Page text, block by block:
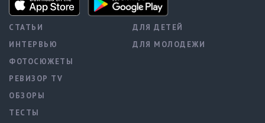
СТАТЬИ
ИНТЕРВЬЮ
ФОТОСЮЖЕТЫ
РЕВИЗОР TV
ОБЗОРЫ
ТЕСТЫ
ДЛЯ ДЕТЕЙ
ДЛЯ МОЛОДЕЖИ